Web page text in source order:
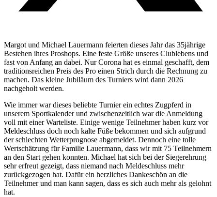
Margot und Michael Lauermann feierten dieses Jahr das 35jährige
Bestehen ihres Proshops. Eine feste Größe unseres Clublebens und
fast von Anfang an dabei. Nur Corona hat es einmal geschafft, dem
traditionsreichen Preis des Pro einen Strich durch die Rechnung zu
machen. Das kleine Jubiläum des Turniers wird dann 2026
nachgeholt werden.
Wie immer war dieses beliebte Turnier ein echtes Zugpferd in
unserem Sportkalender und zwischenzeitlich war die Anmeldung
voll mit einer Warteliste. Einige wenige Teilnehmer haben kurz vor
Meldeschluss doch noch kalte Füße bekommen und sich aufgrund
der schlechten Wetterprognose abgemeldet. Dennoch eine tolle
Wertschätzung für Familie Lauermann, dass wir mit 75 Teilnehmern
an den Start gehen konnten. Michael hat sich bei der Siegerehrung
sehr erfreut gezeigt, dass niemand nach Meldeschluss mehr
zurückgezogen hat. Dafür ein herzliches Dankeschön an die
Teilnehmer und man kann sagen, dass es sich auch mehr als gelohnt
hat.